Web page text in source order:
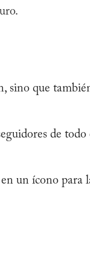
sino que
de todo
un ícono para